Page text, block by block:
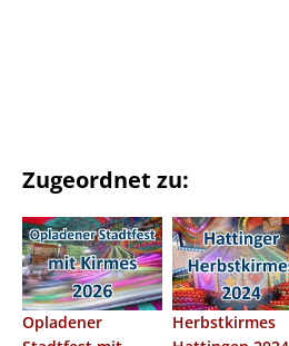
Zugeordnet zu:
Opladener
Herbstkirmes